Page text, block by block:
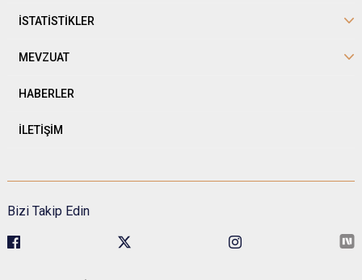
İSTATİSTİKLER
MEVZUAT
HABERLER
İLETİŞİM
Bizi Takip Edin